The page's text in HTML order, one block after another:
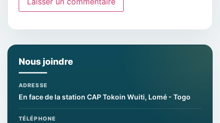
Nous joindre
ADRESSE
En face de la station CAP Tokoin Wuiti, Lomé - Togo
TÉLÉPHONE